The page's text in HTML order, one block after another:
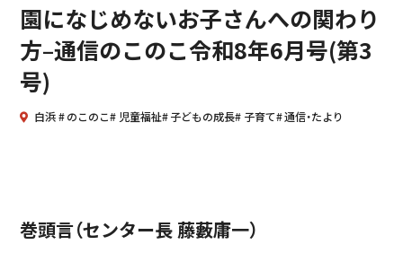
園になじめないお子さんへの関わり
方–通信のこのこ令和8年6月号(第3
号)
白浜 のこのこ 児童福祉 子どもの成長 子育て 通信・たより
巻頭言（センター長 藤藪庸一）